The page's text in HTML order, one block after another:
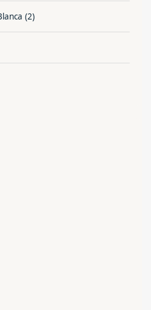
(2)